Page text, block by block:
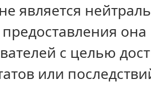
является
с целью
или